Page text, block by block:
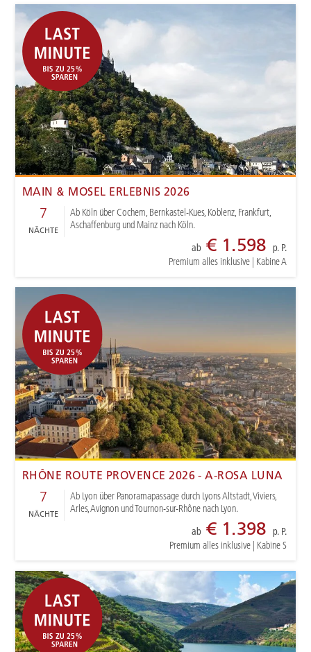
MAIN & MOSEL ERLEBNIS 2026
7
NÄCHTE
Ab Köln über Cochem, Bernkastel-Kues, Koblenz, Frankfurt,
Aschaffenburg und Mainz nach Köln.
ab€ 1.598 p. P.
Premium alles inklusive | Kabine A
RHÔNE ROUTE PROVENCE 2026 - A-ROSA LUNA
7
NÄCHTE
Ab Lyon über Panoramapassage durch Lyons Altstadt, Viviers,
Arles, Avignon und Tournon-sur-Rhône nach Lyon.
ab€ 1.398 p. P.
Premium alles inklusive | Kabine S